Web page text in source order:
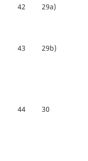
42 29a)
43 29b)
44 30